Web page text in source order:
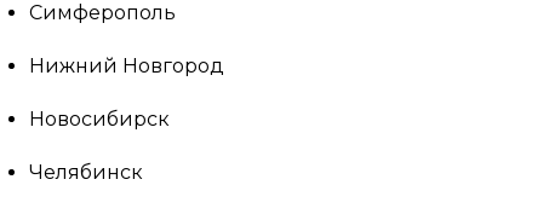
Симферополь
Нижний Новгород
Новосибирск
Челябинск